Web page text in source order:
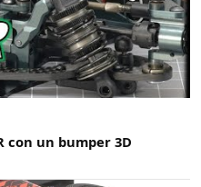
con un bumper 3D